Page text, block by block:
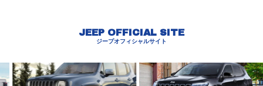
JEEP OFFICIAL SITE
ジープオフィシャルサイト